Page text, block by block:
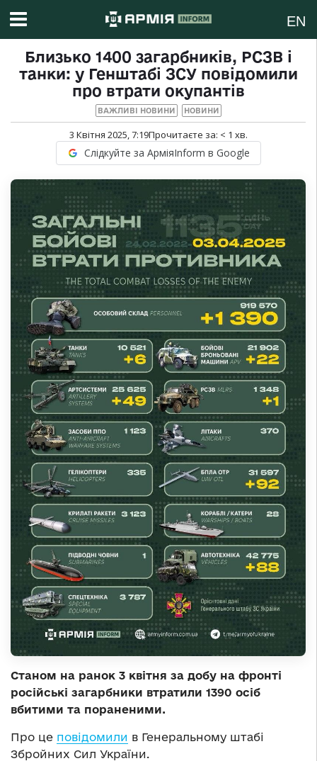
EN
Близько 1400 загарбників, РСЗВ і
танки: у Генштабі ЗСУ повідомили
про втрати окупантів
ВАЖЛИВІ НОВИНИ НОВИНИ
3 Квітня 2025, 7:19Прочитаєте за: < 1 хв.
Слідкуйте за АрміяInform в Google
Станом на ранок 3 квітня за добу на фронті
російські загарбники втратили 1390 осіб
вбитими та пораненими.
Про це повідомили в Генеральному штабі
Збройних Сил України.